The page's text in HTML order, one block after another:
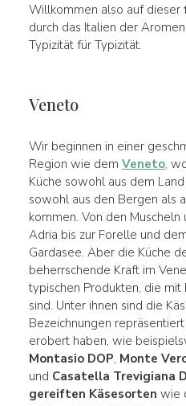
Willkommen also auf dieser
durch das Italien der
Typizität für Typizität.
Veneto
Wir beginnen in einer
Region wie dem Veneto,
Küche sowohl aus dem
sowohl aus den Bergen als
kommen. Von den
Adria bis zur Forelle und
Gardasee. Aber die Küche
beherrschende Kraft im
typischen Produkten, die mit
sind. Unter ihnen sind die
Bezeichnungen
erobert haben, wie
Montasio DOP, Monte
und Casatella Trevigiana
gereiften Käsesorten wie